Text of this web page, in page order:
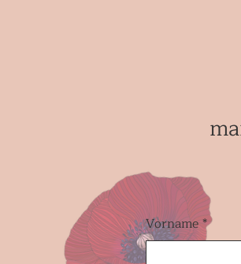
Vorname